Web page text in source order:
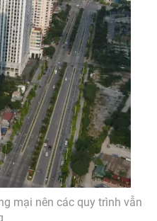
mại nên các quy trình vẫn